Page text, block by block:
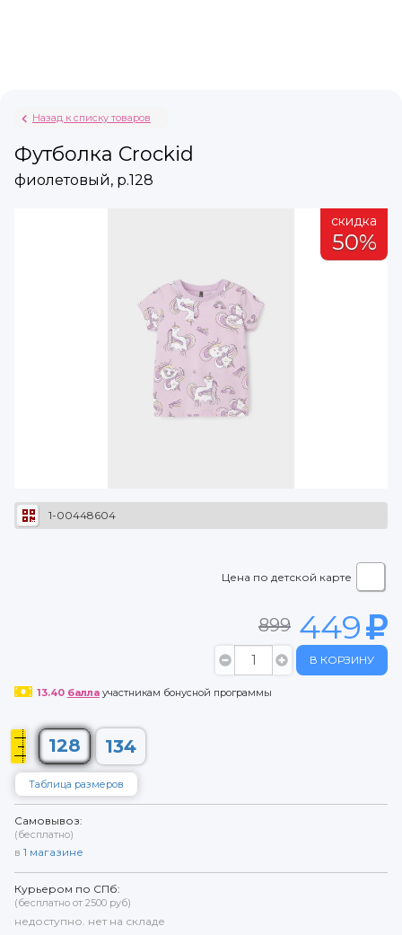
Назад к списку товаров
Футболка Crockid
фиолетовый, р.128
скидка
50%
1-00448604
Цена по детской карте
899 449
В КОРЗИНУ
13.40 баллаучастникам бонусной программы
128 134
Таблица размеров
Самовывоз:
(бесплатно)
в 1 магазине
Курьером по СПб:
(бесплатно от 2500 руб)
недоступно. нет на складе